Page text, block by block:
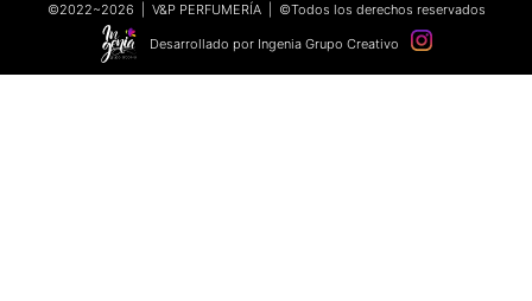
©2022~2026 | V&P PERFUMERÍA | ©Todos los derechos reservados
Desarrollado por Ingenia Grupo Creativo